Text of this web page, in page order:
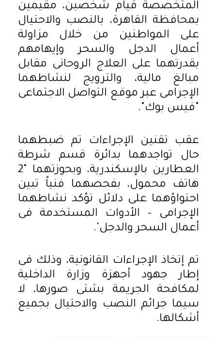
المتخصصة قيام شخصين، مقيمين
بمحافظة القاهرة، بالنصب والاحتيال
على المواطنين من خلال مزاولة
أعمال الدجل والسحر وإيهامهم
بقدرتهما على العلاج الروحانى مقابل
مبالغ مالية، والترويج لنشاطهما
الإجرامى عبر موقع التواصل الاجتماعى
"فيس بوك".
عقب تقنين الإجراءات تم ضبطهما
حال تواجدهما بدائرة قسم شرطة
العطارين بالإسكندرية، وبحوزتهما "2
هاتف محمول، بفحصهما فنياً تبين
احتواؤهما على دلائل تؤكد نشاطهما
الإجرامى – الأدوات المستخدمة فى
أعمال السحر والدجل'.
تم إتخاذ الإجراءات القانونية، وذلك فى
إطار جهود أجهزة وزارة الداخلية
لمكافحة الجريمة بشتى صورها، لا
سيما جرائم النصب والاحتيال بجميع
أشكالها.